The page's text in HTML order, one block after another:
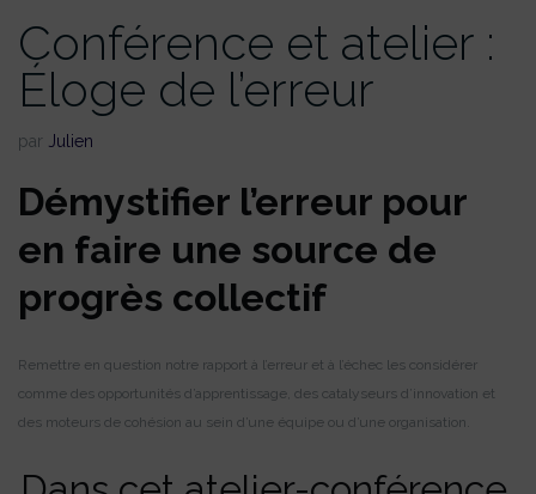
Conférence et atelier :
Éloge de l’erreur
par Julien
Démystifier l’erreur pour
en faire une source de
progrès collectif
Remettre en question notre rapport à l’erreur et à l’échec les considérer
comme des opportunités d’apprentissage, des catalyseurs d’innovation et
des moteurs de cohésion au sein d’une équipe ou d’une organisation.